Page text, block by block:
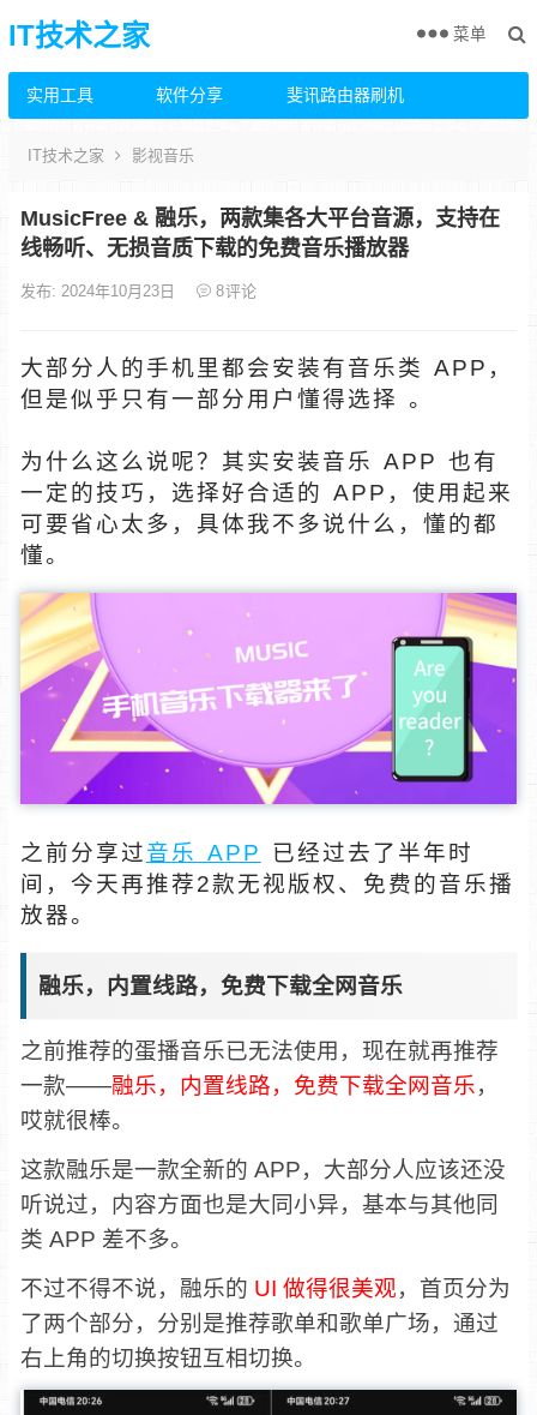
IT技术之家
实用工具 软件分享 斐讯路由器刷机
菜单
IT技术之家 影视音乐
MusicFree & 融乐，两款集各大平台音源，支持在
线畅听、无损音质下载的免费音乐播放器
发布: 2024年10月23日 8评论
大部分人的手机里都会安装有音乐类 APP，
但是似乎只有一部分用户懂得选择 。
为什么这么说呢？其实安装音乐 APP 也有
一定的技巧，选择好合适的 APP，使用起来
可要省心太多，具体我不多说什么，懂的都
懂。
之前分享过音乐 APP
已经过去了半年时
间，今天再推荐2款无视版权、免费的音乐播
放器。
融乐，内置线路，免费下载全网音乐
之前推荐的蛋播音乐已无法使用，现在就再推荐
一款——融乐，内置线路，免费下载全网音乐，
哎就很棒。
这款融乐是一款全新的 APP，大部分人应该还没
听说过，内容方面也是大同小异，基本与其他同
类 APP 差不多。
不过不得不说，融乐的 UI 做得很美观，首页分为
了两个部分，分别是推荐歌单和歌单广场，通过
右上角的切换按钮互相切换。